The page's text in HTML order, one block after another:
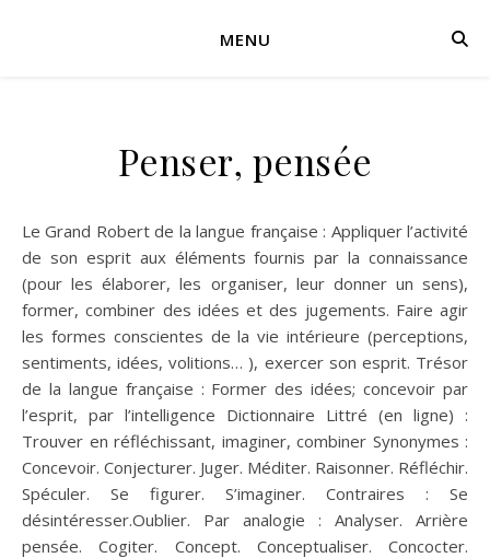
MENU
Penser, pensée
Le Grand Robert de la langue française : Appliquer l’activité
de son esprit aux éléments fournis par la connaissance
(pour les élaborer, les organiser, leur donner un sens),
former, combiner des idées et des jugements. Faire agir
les formes conscientes de la vie intérieure (perceptions,
sentiments, idées, volitions… ), exercer son esprit. Trésor
de la langue française : Former des idées; concevoir par
l’esprit, par l’intelligence Dictionnaire Littré (en ligne) :
Trouver en réfléchissant, imaginer, combiner Synonymes :
Concevoir. Conjecturer. Juger. Méditer. Raisonner. Réfléchir.
Spéculer. Se figurer. S’imaginer. Contraires : Se
désintéresser.Oublier. Par analogie : Analyser. Arrière
pensée. Cogiter. Concept. Conceptualiser. Concocter.